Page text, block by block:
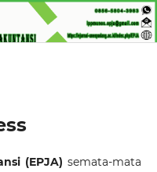
(EPJA) semata-mata